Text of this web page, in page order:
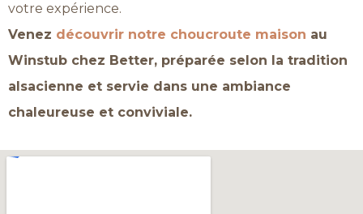
votre expérience.
Venez découvrir notre choucroute maison au
Winstub chez Better, préparée selon la tradition
alsacienne et servie dans une ambiance
chaleureuse et conviviale.